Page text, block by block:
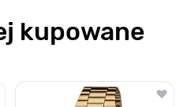
kupowane
jest możliwe za pomocą
karuzeli